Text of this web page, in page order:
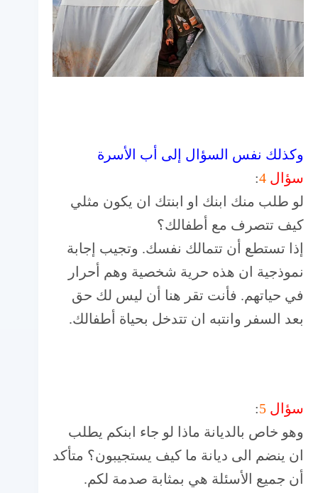
وكذلك نفس السؤال إلى أب الأسرة
سؤال 4
:
لو طلب منك ابنك او ابنتك ان يكون مثلي
كيف تتصرف مع أطفالك؟
إذا تستطع أن تتمالك نفسك. وتجيب إجابة
نموذجية ان هذه حرية شخصية وهم أحرار
في حياتهم. فأنت تقر هنا أن ليس لك حق
بعد السفر وانتبه ان تتدخل بحياة أطفالك.
سؤال 5
:
وهو خاص بالديانة ماذا لو جاء ابنكم يطلب
ان ينضم الى ديانة ما كيف يستجيبون؟ متأكد
أن جميع الأسئلة هي بمثابة صدمة لكم.